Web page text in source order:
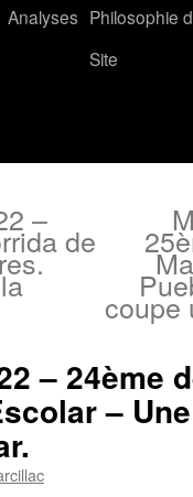
Analyses Philosophie
Site
–
de
coupe
– 24ème
–